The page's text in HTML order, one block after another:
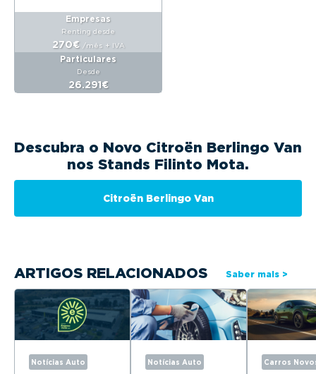
Particulares
Desde
26.291€
Empresas
Renting desde
270€ /mês + IVA
Descubra o Novo Citroën Berlingo Van
nos Stands Filinto Mota.
Citroën Berlingo Van
ARTIGOS RELACIONADOS Saber mais >
Notícias Auto Notícias Auto Carros